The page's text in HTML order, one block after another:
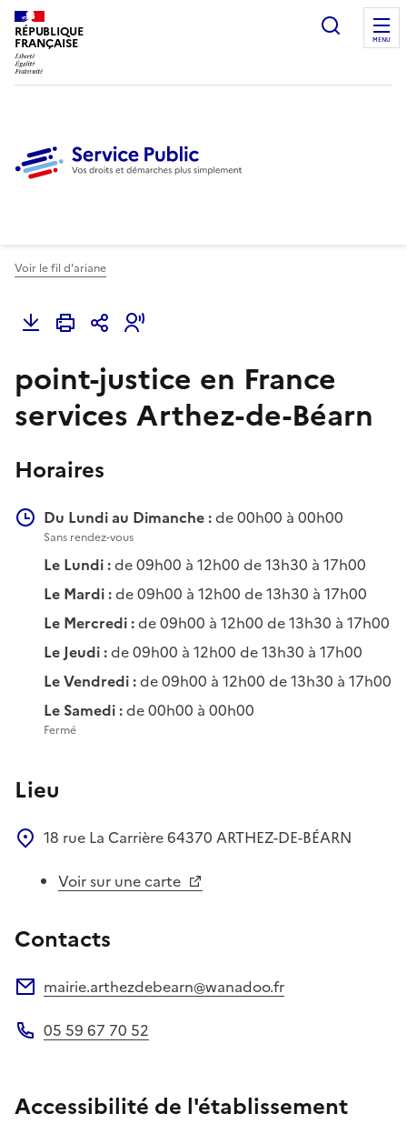
RÉPUBLIQUE
FRANÇAISE
Ouvrir
MENU
Voir le fil d'ariane
point-justice en France
services Arthez-de-Béarn
Horaires
Du Lundi au Dimanche :de 00h00 à 00h00
Sans rendez-vous
Le Lundi :de 09h00 à 12h00 de 13h30 à 17h00
Le Mardi :de 09h00 à 12h00 de 13h30 à 17h00
Le Mercredi :de 09h00 à 12h00 de 13h30 à 17h00
Le Jeudi :de 09h00 à 12h00 de 13h30 à 17h00
Le Vendredi :de 09h00 à 12h00 de 13h30 à 17h00
Le Samedi :de 00h00 à 00h00
Fermé
Lieu
18 rue La Carrière64370 ARTHEZ-DE-BÉARN
Voir sur une carte
Contacts
mairie.arthezdebearn@wanadoo.fr
05 59 67 70 52
Accessibilité de l'établissement